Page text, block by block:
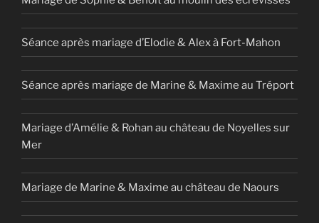
Séance après mariage d’Elodie & Alex à Fort-Mahon
Séance après mariage de Marine & Maxime au Tréport
Mariage d’Amélie & Rohan au château de Noyelles sur
Mer
Mariage de Marine & Maxime au château de Naours